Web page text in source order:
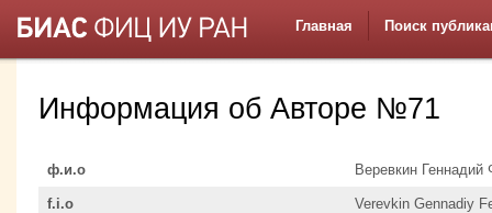
Главная Поиск
Информация об Авторе №71
ф.и.о Веревкин Геннадий
f.i.o Verevkin Gennadiy